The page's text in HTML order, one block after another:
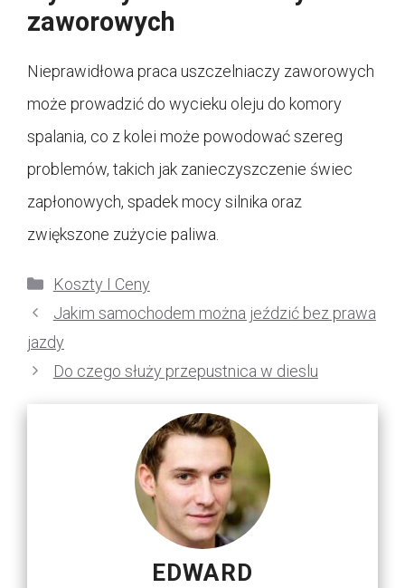
zaworowych
Nieprawidłowa praca uszczelniaczy zaworowych
może prowadzić do wycieku oleju do komory
spalania, co z kolei może powodować szereg
problemów, takich jak zanieczyszczenie świec
zapłonowych, spadek mocy silnika oraz
zwiększone zużycie paliwa.
Kategorie
Koszty I Ceny
Jakim samochodem można jeździć bez prawa
jazdy
Do czego służy przepustnica w dieslu
EDWARD